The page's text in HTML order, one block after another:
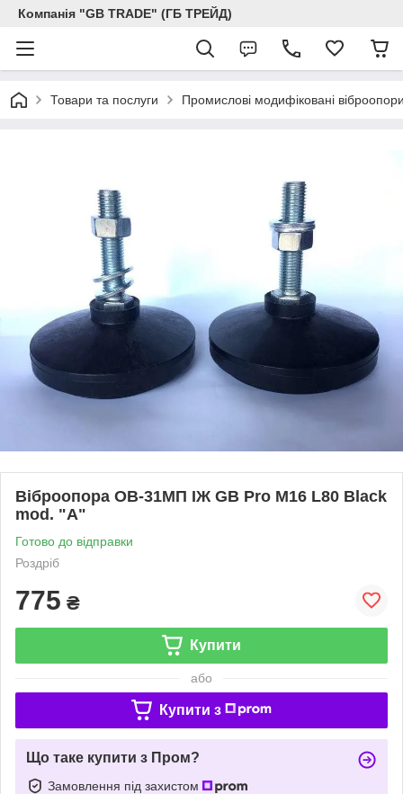
Компанія "GB TRADE" (ГБ ТРЕЙД)
Товари та послуги Промислові модифіковані
Віброопора ОВ-31МП ІЖ GB Pro M16 L80 Black
mod. "A"
Готово до відправки
Роздріб
775 ₴
Купити
або
Купити з
Що таке купити з Пром?
Замовлення під захистом